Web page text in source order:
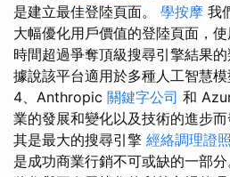
是建立最佳登陸頁面。 學按摩 我
大幅優化用戶價值的登陸頁面，
時間超過爭奪頂級搜尋引擎結果的
據說該平台適用於多種人工智慧
4、Anthropic 關鍵字公司 和
業的發展和變化以及技術的進步
其是最大的搜尋引擎 經絡調理證照
是成功商業行銷不可或缺的一部分